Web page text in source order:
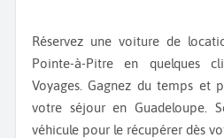
Réservez une voiture de
Pointe-à-Pitre en quelques
Voyages. Gagnez du temps et
votre séjour en Guadeloupe.
véhicule pour le récupérer dès